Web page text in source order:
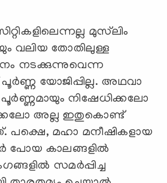
മുസ്‍ലിം
വലിയ തോതിലുള്ള
നടക്കുന്നുവെന്ന
യോജിപ്പില്ല. അഥവാ
പൂര്‍ണ്ണമായും നിഷേധിക്കലോ
അല്ല ഇതുകൊണ്ട്
പക്ഷെ, മഹാ മനീഷികളായ
പോയ കാലങ്ങളില്‍
സമര്‍പ്പിച്ച